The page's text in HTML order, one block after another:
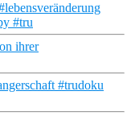
#tru
ihrer
#trudoku